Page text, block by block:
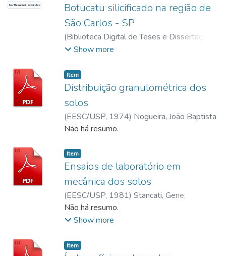
No Thumbnail Available
Botucatu silicificado na região de
São Carlos - SP
(Biblioteca Digital de Teses e Dissertações
da USP,2017-11-15
Show more
Item
Distribuição granulométrica dos
solos
(EESC/USP, 1974) Nogueira, João Baptista
Não há resumo.
Item
Ensaios de laboratório em
mecânica dos solos
(EESC/USP, 1981) Stancati, Gene;
Nogueira, João Baptista
Monje
Não há resumo.
Show more
Item